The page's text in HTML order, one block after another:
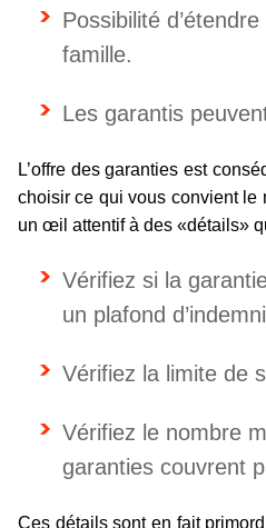
Possibilité
famille.
Les garantis
L’offre des garanties est
choisir ce qui vous convient le
un œil attentif à des «détails»
Vérifiez si la
un plafond
Vérifiez la limite de
Vérifiez le nombre
garanties couvrent
Ces détails sont en fait